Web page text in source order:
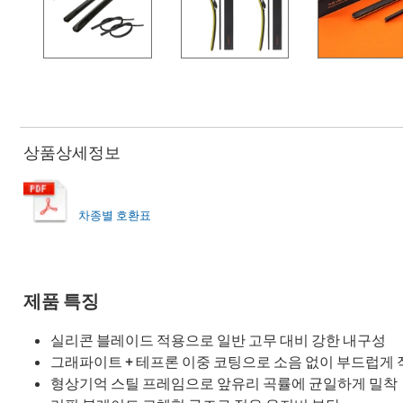
상품상세정보
차종별 호환표
제품 특징
실리콘 블레이드 적용으로 일반 고무 대비 강한 내구성
그래파이트 + 테프론 이중 코팅으로 소음 없이 부드럽게
형상기억 스틸 프레임으로 앞유리 곡률에 균일하게 밀착